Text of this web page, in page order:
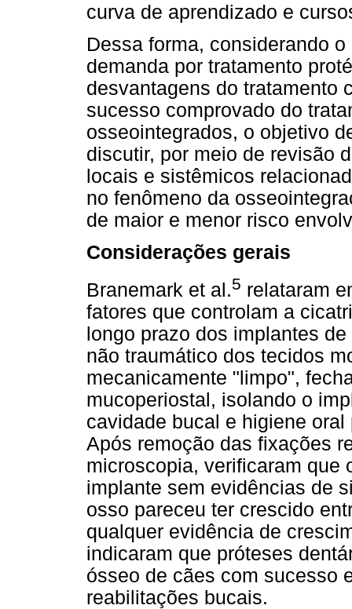
curva de aprendizado e
Dessa forma, considerando
demanda por tratamento
desvantagens do tratamento
sucesso comprovado do
osseointegrados, o objetivo
discutir, por meio de revisão
locais e sistêmicos
no fenômeno da
de maior e menor risco
Considerações gerais
Branemark et al.5 relataram
fatores que controlam a
longo prazo dos implantes
não traumático dos tecidos
mecanicamente "limpo",
mucoperiostal, isolando o
cavidade bucal e higiene
Após remoção das fixações
microscopia, verificaram que
implante sem evidências de
osso pareceu ter crescido
qualquer evidência de
indicaram que próteses
ósseo de cães com sucesso
reabilitações bucais.